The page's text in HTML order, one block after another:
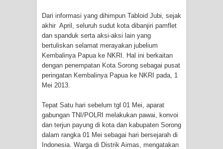
Profil Lengkap Papua Barat, Bumi
Cenderawasih di Ujung Barat Papua
Profil Lengkap Provinsi Papua, Bumi
Cenderawasih di Ujung Timur
Profil Lengkap Aceh, Provinsi
Istimewa di Ujung Sumatera
Dari informasi yang dihimpun Tabloid Jubi, sejak
akhir April, seluruh sudut kota dibanjiri pamflet
dan spanduk serta aksi-aksi lain yang
bertuliskan selamat merayakan jubelium
Kembalinya Papua ke NKRI. Hal ini berkaitan
dengan penempatan Kota Sorong sebagai pusat
peringatan Kembalinya Papua ke NKRI pada, 1
Mei 2013.
Tepat Satu hari sebelum tgl 01 Mei, aparat
gabungan TNI/POLRI melakukan pawai, konvoi
dan terjun payung di kota dan kabupaten Sorong
dalam rangka 01 Mei sebagai hari bersejarah di
Indonesia. Warga di Distrik Aimas, mengatakan